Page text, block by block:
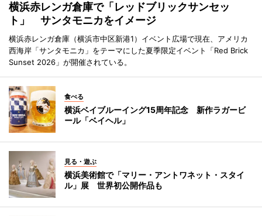
横浜赤レンガ倉庫で「レッドブリックサンセッ
ト」 サンタモニカをイメージ
横浜赤レンガ倉庫（横浜市中区新港1）イベント広場で現在、アメリカ
西海岸「サンタモニカ」をテーマにした夏季限定イベント「Red Brick
Sunset 2026」が開催されている。
食べる
横浜ベイブルーイング15周年記念 新作ラガービ
ール「ベイヘル」
見る・遊ぶ
横浜美術館で「マリー・アントワネット・スタイ
ル」展 世界初公開作品も